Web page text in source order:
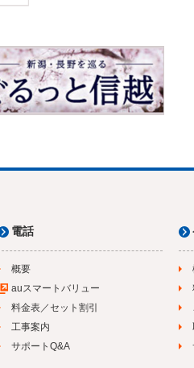
電話
概要
auスマートバリュー
料金表／セット割引
工事案内
サポートQ&A